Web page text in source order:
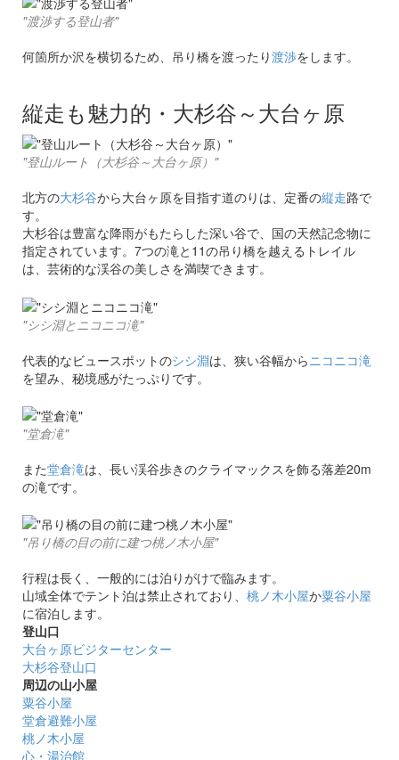
"渡渉する登山者"
何箇所か沢を横切るため、吊り橋を渡ったり渡渉をします。
縦走も魅力的・大杉谷～大台ヶ原
"登山ルート（大杉谷～大台ヶ原）"
北方の大杉谷から大台ヶ原を目指す道のりは、定番の縦走路で
す。
大杉谷は豊富な降雨がもたらした深い谷で、国の天然記念物に
指定されています。7つの滝と11の吊り橋を越えるトレイル
は、芸術的な渓谷の美しさを満喫できます。
"シシ淵とニコニコ滝"
代表的なビュースポットのシシ淵は、狭い谷幅から ニコニコ滝
を望み、秘境感がたっぷりです。
"堂倉滝"
また堂倉滝は、長い渓谷歩きのクライマックスを飾る落差20m
の滝です。
"吊り橋の目の前に建つ桃ノ木小屋"
行程は長く、一般的には泊りがけで臨みます。
山域全体でテント泊は禁止されており、 桃ノ木小屋か粟谷小屋
に宿泊します。
登山口
大台ヶ原ビジターセンター
大杉谷登山口
周辺の山小屋
粟谷小屋
堂倉避難小屋
桃ノ木小屋
心・湯治館